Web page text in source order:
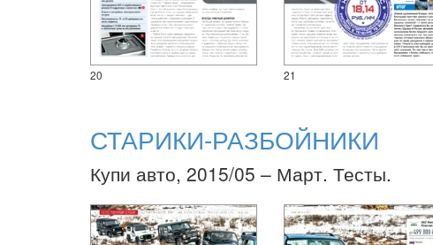
20 21
СТАРИКИ-РАЗБОЙНИКИ
Купи авто, 2015/05 – Март. Тесты.